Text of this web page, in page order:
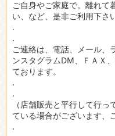
ご自身やご家庭で。離れて
い、など、是非ご利用下さ
.
.
ご連絡は、電話、メール、
ンスタグラムDM、ＦＡＸ
ております。
.
.
（店舗販売と平行して行
ている場合がございます、
.